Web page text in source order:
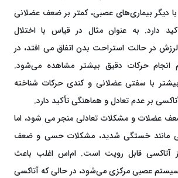
دیگر بیماری‌های عصبی، کمتر بر ضعف عضلانی
دارد. به عنوان مثال در قیاس با اختلال
در حالت استراحت بدن اتفاق می افتد، در
انجام حرکات دقیق بیشتر مشاهده می‌شود.
با سفتی عضلانی و کندی حرکات شناخته
بر عدم تعادل و هماهنگی تأکید دارد.
عضلات و مشکلات تعادلی منجر می شود، اما
مانند خستگی شدید، مشکلات حسی و ضعف
آتاکسی قابل رویت است. ام‌اس اغلب باعث
عصبی مرکزی می‌شود، در حالی که آتاکسی